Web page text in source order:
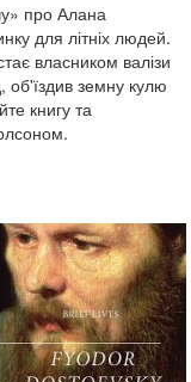
про Алана
для літніх людей.
власником валізи
земну кулю
книгу та